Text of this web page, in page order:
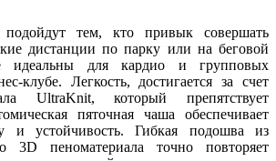
подойдут тем, кто привык совершать
дистанции по парку или на беговой
идеальны для кардио и групповых
клубе. Легкость, достигается за счет
UltraKnit, который препятствует
пяточная чаша обеспечивает
и устойчивость. Гибкая подошва из
3D пеноматериала точно повторяет